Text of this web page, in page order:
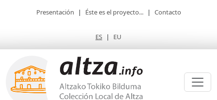
Presentación | Éste es el proyecto... | Contacto
ES | EU